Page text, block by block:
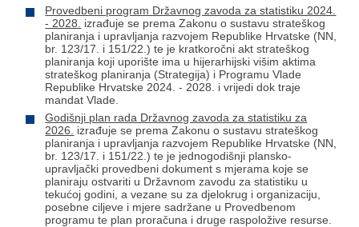
Provedbeni program Državnog zavoda za statistiku 2024.
- 2028.
izrađuje se prema Zakonu o sustavu strateškog
planiranja i upravljanja razvojem Republike Hrvatske (NN,
br. 123/17. i 151/22.) te je kratkoročni akt strateškog
planiranja koji uporište ima u hijerarhijski višim aktima
strateškog planiranja (Strategija) i Programu Vlade
Republike Hrvatske 2024. - 2028. i vrijedi dok traje
mandat Vlade.
Godišnji plan rada Državnog zavoda za statistiku za
2026.
izrađuje se prema Zakonu o sustavu strateškog
planiranja i upravljanja razvojem Republike Hrvatske (NN,
br. 123/17. i 151/22.) te je jednogodišnji plansko-
upravljački provedbeni dokument s mjerama koje se
planiraju ostvariti u Državnom zavodu za statistiku u
tekućoj godini, a vezane su za djelokrug i organizaciju,
posebne ciljeve i mjere sadržane u Provedbenom
programu te plan proračuna i druge raspoložive resurse.